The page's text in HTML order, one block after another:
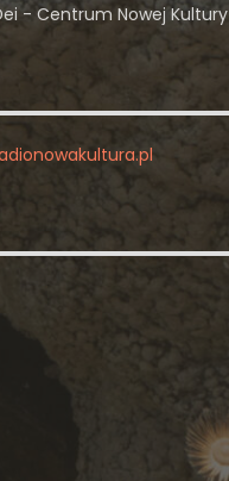
- Centrum Nowej Kultury